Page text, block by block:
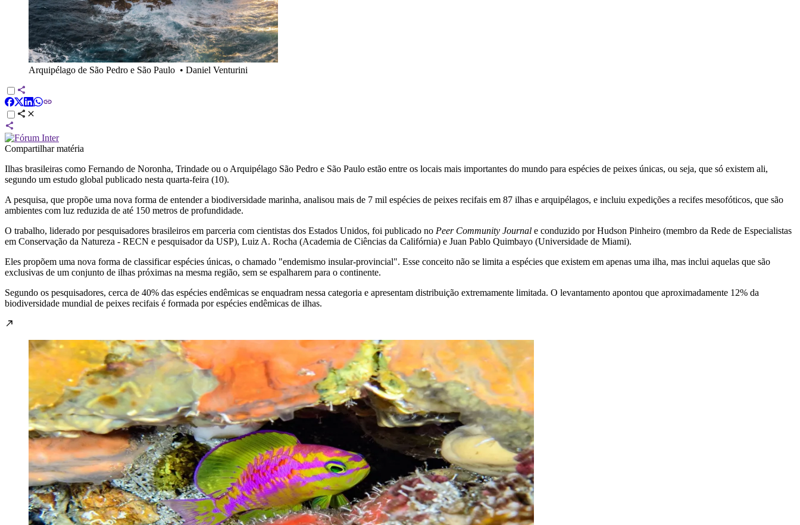
Arquipélago de São Pedro e São Paulo • Daniel Venturini
Compartilhar matéria
Ilhas brasileiras como Fernando de Noronha, Trindade ou o Arquipélago São Pedro e São Paulo estão entre os locais mais importantes do mundo para espécies de peixes únicas, ou seja, que só existem ali,
segundo um estudo global publicado nesta quarta-feira (10).
A pesquisa, que propõe uma nova forma de entender a biodiversidade marinha, analisou mais de 7 mil espécies de peixes recifais em 87 ilhas e arquipélagos, e incluiu expedições a recifes mesofóticos, que são
ambientes com luz reduzida de até 150 metros de profundidade.
O trabalho, liderado por pesquisadores brasileiros em parceria com cientistas dos Estados Unidos, foi publicado no Peer Community Journal e conduzido por Hudson Pinheiro (membro da Rede de Especialistas
em Conservação da Natureza - RECN e pesquisador da USP), Luiz A. Rocha (Academia de Ciências da Califórnia) e Juan Pablo Quimbayo (Universidade de Miami).
Eles propõem uma nova forma de classificar espécies únicas, o chamado "endemismo insular-provincial". Esse conceito não se limita a espécies que existem em apenas uma ilha, mas inclui aquelas que são
exclusivas de um conjunto de ilhas próximas na mesma região, sem se espalharem para o continente.
Segundo os pesquisadores, cerca de 40% das espécies endêmicas se enquadram nessa categoria e apresentam distribuição extremamente limitada. O levantamento apontou que aproximadamente 12% da
biodiversidade mundial de peixes recifais é formada por espécies endêmicas de ilhas.